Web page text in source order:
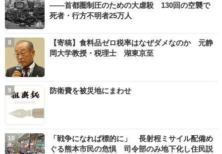
――首都圏制圧のための大虐殺 130回の空襲で
死者・行方不明者25万人
【寄稿】食料品ゼロ税率はなぜダメなのか 元静
岡大学教授・税理士 湖東京至
防衛費を被災地にまわせ
「戦争になれば標的に」 長射程ミサイル配備め
ぐる熊本市民の危惧 司令部のみ地下化し住民説